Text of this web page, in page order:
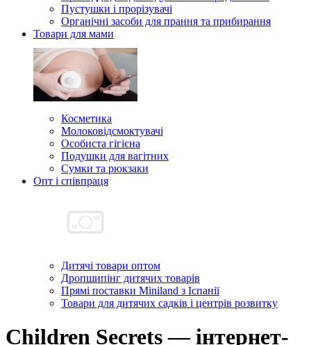
Пустушки і прорізувачі
Органічні засоби для прання та прибирання
Товари для мами
Косметика
Молоковідсмоктувачі
Особиста гігієна
Подушки для вагітних
Сумки та рюкзаки
Опт і співпраця
Дитячі товари оптом
Дропшипінг дитячих товарів
Прямі поставки Miniland з Іспанії
Товари для дитячих садків і центрів розвитку
Children Secrets — інтернет-